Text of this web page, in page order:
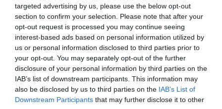
targeted advertising by us, please use the below opt-out
section to confirm your selection. Please note that after your
opt-out request is processed you may continue seeing
interest-based ads based on personal information utilized by
us or personal information disclosed to third parties prior to
your opt-out. You may separately opt-out of the further
disclosure of your personal information by third parties on the
IAB’s list of downstream participants. This information may
also be disclosed by us to third parties on the IAB’s List of
Downstream Participants that may further disclose it to other
Προσθήκη ως προτεινόμενη
πηγή στην Google
Ειδήσεις σήμερα
To Ιράν θα διατηρήσει τον αποκλεισμό των
Στενών του Ορμούζ έως ότου οι ΗΠΑ
αποδεχθούν “όλους” τους όρους της